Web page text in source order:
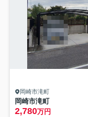
岡崎市滝町
岡崎市滝町
2,780万円